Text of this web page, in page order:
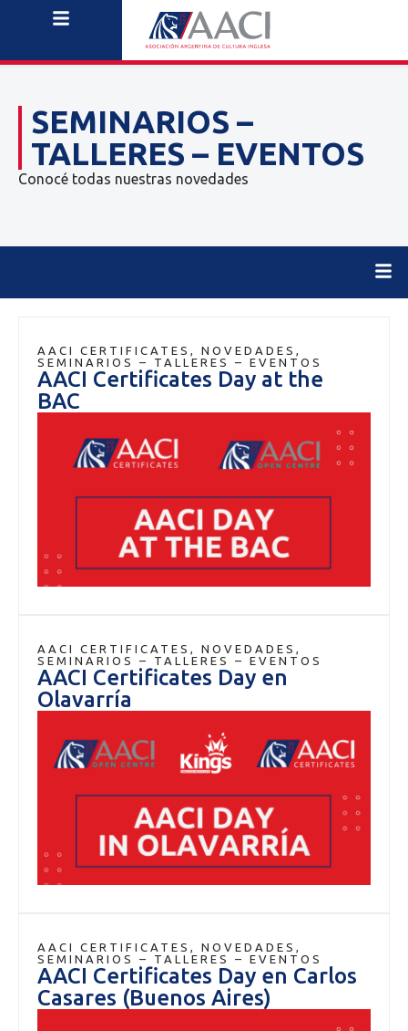
SEMINARIOS –
TALLERES – EVENTOS
Conocé todas nuestras novedades
AACI CERTIFICATES , NOVEDADES ,
SEMINARIOS – TALLERES – EVENTOS
AACI Certificates Day at the
BAC
AACI CERTIFICATES , NOVEDADES ,
SEMINARIOS – TALLERES – EVENTOS
AACI Certificates Day en
Olavarría
AACI CERTIFICATES , NOVEDADES ,
SEMINARIOS – TALLERES – EVENTOS
AACI Certificates Day en Carlos
Casares (Buenos Aires)